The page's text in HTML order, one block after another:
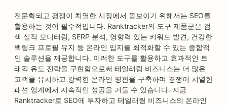
전문화되고 경쟁이 치열한 시장에서 돋보이기 위해서는 SEO를
활용하는 것이 필수적입니다. Ranktracker의 도구 제품군은 검
색 실적 모니터링, SERP 분석, 영향력 있는 키워드 발견, 건강한
백링크 프로필 유지 등 온라인 입지를 최적화할 수 있는 종합적
인 솔루션을 제공합니다. 이러한 도구를 활용하고 효과적인 트
래픽 유도 전략을 구현함으로써 테일러링 비즈니스는 더 많은
고객을 유치하고 강력한 온라인 평판을 구축하며 경쟁이 치열한
패션 업계에서 지속적인 성공을 거둘 수 있습니다. 지금
Ranktracker로 SEO에 투자하고 테일러링 비즈니스의 온라인